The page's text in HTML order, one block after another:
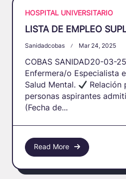
HOSPITAL UNIVERSITARIO
LISTA DE EMPLEO
Sanidadcobas Mar 24, 2025
COBAS SANIDAD20-03-25
Enfermera/o Especialista
Salud Mental.
Relación
personas aspirantes
(Fecha de...
Read More